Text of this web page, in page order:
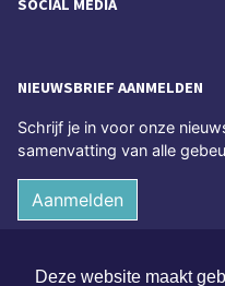
Deze website maakt
SOCIAL MEDIA
NIEUWSBRIEF AANMELDEN
Schrijf je in voor onze
samenvatting van alle
Aanmelden